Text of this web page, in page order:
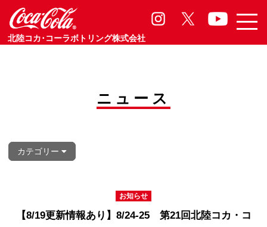
北陸コカ･コーラボトリング株式会社
お知らせ Information
ニュース
カテゴリー
お知らせ
【8/19更新情報あり】8/24-25 第21回北陸コカ・コ